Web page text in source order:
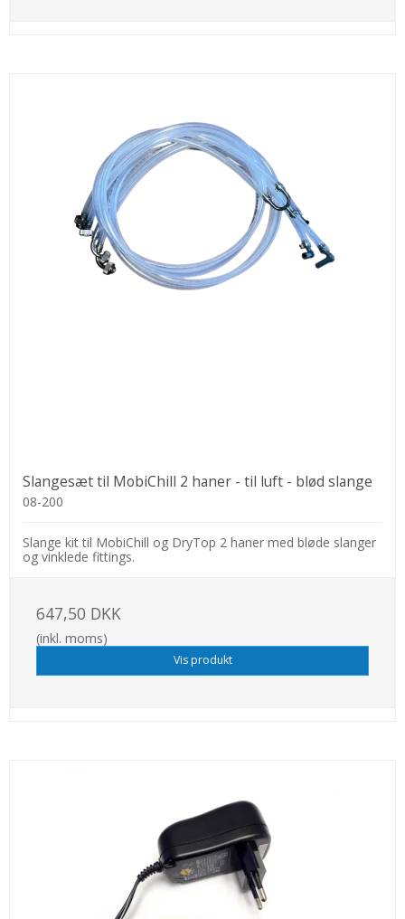
Slangesæt til MobiChill 2 haner - til luft - blød slange
08-200
Slange kit til MobiChill og DryTop 2 haner med bløde slanger
og vinklede fittings.
647,50 DKK
(inkl. moms)
Vis produkt